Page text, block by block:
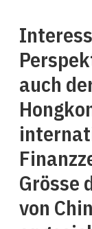
auch
Grösse
von